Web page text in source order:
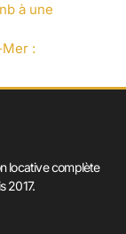
à une
:
locative complète
2017.